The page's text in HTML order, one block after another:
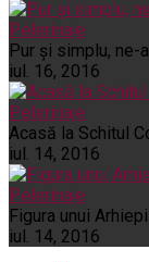
Pelerinaje
Pur şi simplu, ne-
iul. 16, 2016
Pelerinaje
Acasă la Schitul
iul. 14, 2016
Pelerinaje
Figura unui
iul. 14, 2016